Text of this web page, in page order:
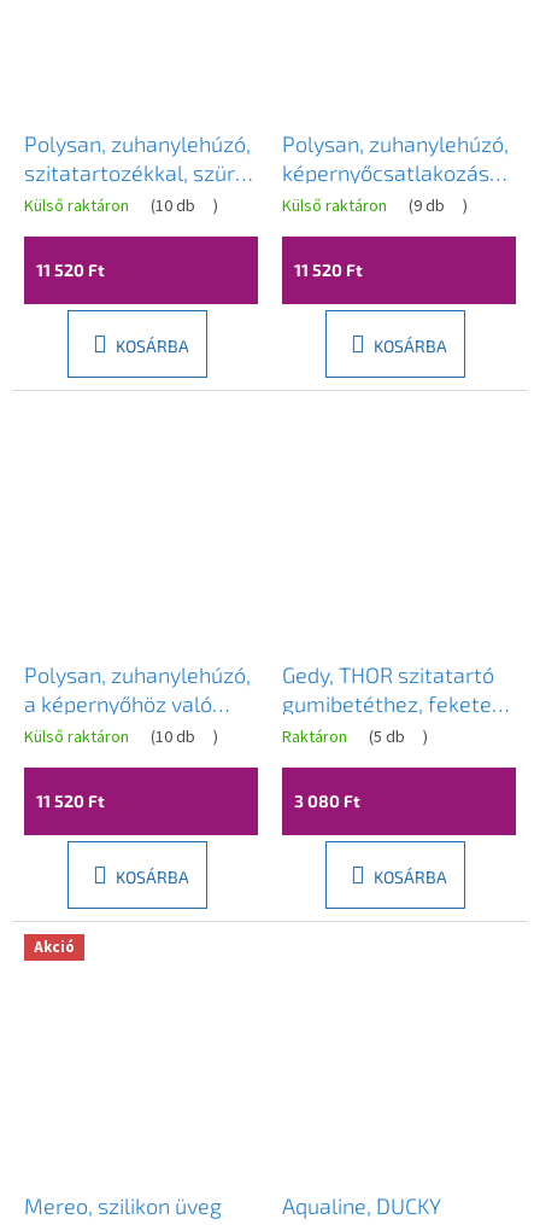
Polysan, zuhanylehúzó,
szitatartozékkal, szürke
matt, 72825.31
Külső raktáron (10 db )
11 520 Ft
KOSÁRBA
Polysan, zuhanylehúzó,
képernyőcsatlakozással,
fekete matt, 72825.21
Külső raktáron (9 db )
11 520 Ft
KOSÁRBA
Polysan, zuhanylehúzó,
a képernyőhöz való
rögzítéssel, fehér matt,
72825.11
Külső raktáron (10 db )
11 520 Ft
KOSÁRBA
Gedy, THOR szitatartó
gumibetéthez, fekete
matt, 562614
Raktáron (5 db )
3 080 Ft
KOSÁRBA
Akció
Mereo, szilikon üveg
Aqualine, DUCKY